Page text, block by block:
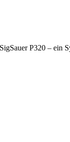
SigSauer P320 – ein